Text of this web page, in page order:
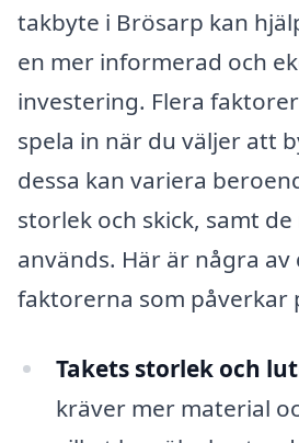
takbyte i Brösarp kan
en mer informerad och
investering. Flera
spela in när du väljer att
dessa kan variera
storlek och skick, samt
används. Här är några
faktorerna som påverkar
Takets storlek och
kräver mer material